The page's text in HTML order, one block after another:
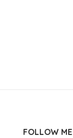
FOLLOW ME